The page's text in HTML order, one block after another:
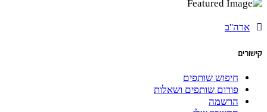
ארה''ב
קישורים
חיפוש שותפים
פורום שותפים ושאלות
הרשמה